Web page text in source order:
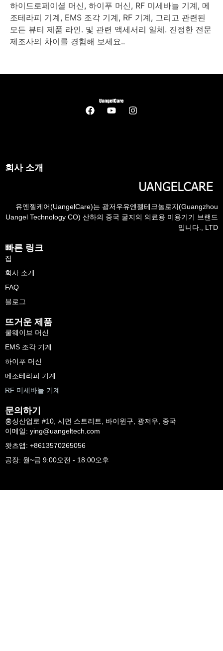
하이드로페이셜 머신, 하이푸 머신, RF 미세바늘 기계, 메
조테라피 기계, EMS 조각 기계, RF 기계, 그리고 관련된
모든 뷰티 제품 라인. 및 관련 액세서리 일체. 진정한 전문
제조사의 차이를 경험해 보세요..
회사 소개
유엔젤케어(UangelCare)는 광저우유엔젤테크놀로지(Guangzhou
Uangel Technology CO) 산하의 중국 굴지의 의료용 미용기기 브랜드
입니다., LTD
빠른 링크
집
회사 소개
FAQ
블로그
뜨거운 제품
쿨웨이브 머신
EMS 조각 기계
하이푸 머신
메조테라피 기계
RF 미세바늘 기계
문의하기
홍싱산업로 #10, 시먼 스트리트, 바이윈구, 광저우, 중국
이메일: ying@uangeltech.com
왓츠앱: +8613570265056
공장: 월~금 9:00오전 - 18:00오후